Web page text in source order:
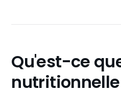
Qu'est-ce
nutritionnelle